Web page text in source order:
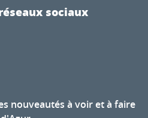
sociaux
nouveautés à voir et à faire